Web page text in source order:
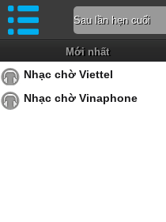
Mới nhất
Nhạc chờ Viettel
Nhạc chờ Vinaphone